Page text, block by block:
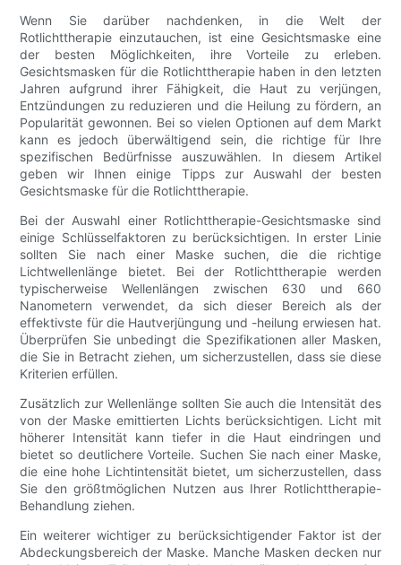
Wenn Sie darüber nachdenken, in die Welt der
Rotlichttherapie einzutauchen, ist eine Gesichtsmaske eine
der besten Möglichkeiten, ihre Vorteile zu erleben.
Gesichtsmasken für die Rotlichttherapie haben in den letzten
Jahren aufgrund ihrer Fähigkeit, die Haut zu verjüngen,
Entzündungen zu reduzieren und die Heilung zu fördern, an
Popularität gewonnen. Bei so vielen Optionen auf dem Markt
kann es jedoch überwältigend sein, die richtige für Ihre
spezifischen Bedürfnisse auszuwählen. In diesem Artikel
geben wir Ihnen einige Tipps zur Auswahl der besten
Gesichtsmaske für die Rotlichttherapie.
Bei der Auswahl einer Rotlichttherapie-Gesichtsmaske sind
einige Schlüsselfaktoren zu berücksichtigen. In erster Linie
sollten Sie nach einer Maske suchen, die die richtige
Lichtwellenlänge bietet. Bei der Rotlichttherapie werden
typischerweise Wellenlängen zwischen 630 und 660
Nanometern verwendet, da sich dieser Bereich als der
effektivste für die Hautverjüngung und -heilung erwiesen hat.
Überprüfen Sie unbedingt die Spezifikationen aller Masken,
die Sie in Betracht ziehen, um sicherzustellen, dass sie diese
Kriterien erfüllen.
Zusätzlich zur Wellenlänge sollten Sie auch die Intensität des
von der Maske emittierten Lichts berücksichtigen. Licht mit
höherer Intensität kann tiefer in die Haut eindringen und
bietet so deutlichere Vorteile. Suchen Sie nach einer Maske,
die eine hohe Lichtintensität bietet, um sicherzustellen, dass
Sie den größtmöglichen Nutzen aus Ihrer Rotlichttherapie-
Behandlung ziehen.
Ein weiterer wichtiger zu berücksichtigender Faktor ist der
Abdeckungsbereich der Maske. Manche Masken decken nur